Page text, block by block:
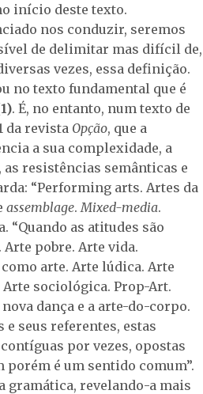
início deste texto.
nos conduzir, seremos
de delimitar mas difícil de,
vezes, essa definição.
no texto fundamental que é
. É, no entanto, num texto de
da revista Opção, que a
a sua complexidade, a
resistências semânticas e
“Performing arts. Artes da
assemblage. Mixed-media.
as atitudes são
Arte pobre. Arte vida.
arte. Arte lúdica. Arte
sociológica. Prop-Art.
dança e a arte-do-corpo.
seus referentes, estas
por vezes, opostas
porém é um sentido comum”.
gramática, revelando-a mais